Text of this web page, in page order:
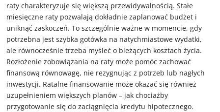
raty charakteryzuje się większą przewidywalnością. Stałe
miesięczne raty pozwalają dokładnie zaplanować budżet i
uniknąć zaskoczeń. To szczególnie ważne w momencie, gdy
potrzebna jest szybka gotówka na natychmiastowe wydatki,
ale równocześnie trzeba myśleć o bieżących kosztach życia.
Rozłożenie zobowiązania na raty może pomóc zachować
finansową równowagę, nie rezygnując z potrzeb lub nagłych
inwestycji. Ratalne finansowanie może okazać się również
uzupełnieniem większych planów – jak chociażby
przygotowanie się do zaciągnięcia kredytu hipotecznego.